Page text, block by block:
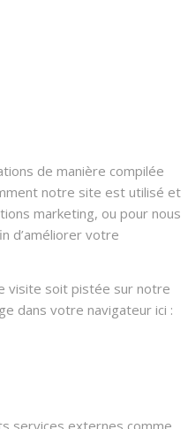
de manière compilée
notre site est utilisé et
marketing, ou pour nous
d’améliorer votre
visite soit pistée sur notre
dans votre navigateur ici :